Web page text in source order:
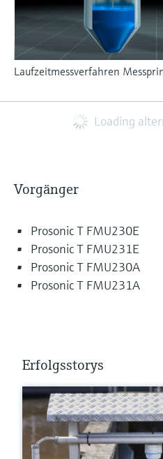
Laufzeitmessverfahren
Loading
Vorgänger
Prosonic T FMU230E
Prosonic T FMU231E
Prosonic T FMU230A
Prosonic T FMU231A
Erfolgsstorys